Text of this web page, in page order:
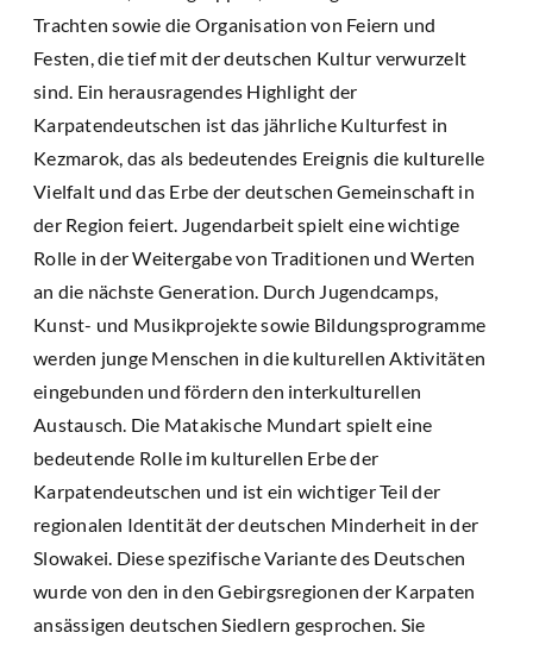
Trachten sowie die Organisation von Feiern und
Festen, die tief mit der deutschen Kultur verwurzelt
sind. Ein herausragendes Highlight der
Karpatendeutschen ist das jährliche Kulturfest in
Kezmarok, das als bedeutendes Ereignis die kulturelle
Vielfalt und das Erbe der deutschen Gemeinschaft in
der Region feiert. Jugendarbeit spielt eine wichtige
Rolle in der Weitergabe von Traditionen und Werten
an die nächste Generation. Durch Jugendcamps,
Kunst- und Musikprojekte sowie Bildungsprogramme
werden junge Menschen in die kulturellen Aktivitäten
eingebunden und fördern den interkulturellen
Austausch. Die Matakische Mundart spielt eine
bedeutende Rolle im kulturellen Erbe der
Karpatendeutschen und ist ein wichtiger Teil der
regionalen Identität der deutschen Minderheit in der
Slowakei. Diese spezifische Variante des Deutschen
wurde von den in den Gebirgsregionen der Karpaten
ansässigen deutschen Siedlern gesprochen. Sie